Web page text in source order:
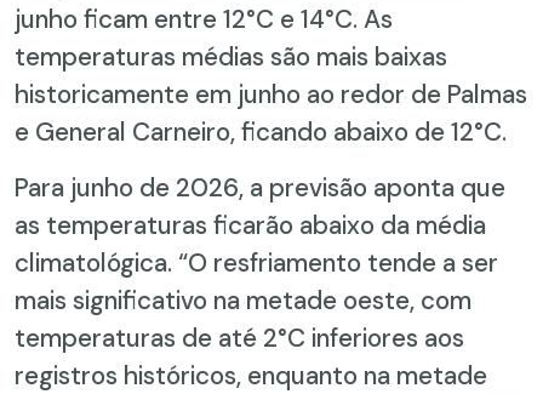
junho ficam entre 12°C e 14°C. As
temperaturas médias são mais baixas
historicamente em junho ao redor de Palmas
e General Carneiro, ficando abaixo de 12°C.
Para junho de 2026, a previsão aponta que
as temperaturas ficarão abaixo da média
climatológica. “O resfriamento tende a ser
mais significativo na metade oeste, com
temperaturas de até 2°C inferiores aos
registros históricos, enquanto na metade